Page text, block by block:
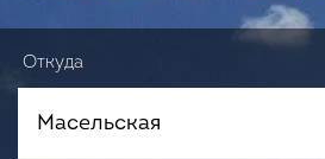
Откуда